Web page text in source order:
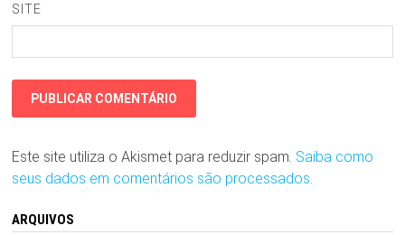
SITE
Este site utiliza o Akismet para reduzir spam. Saiba como
seus dados em comentários são processados
ARQUIVOS